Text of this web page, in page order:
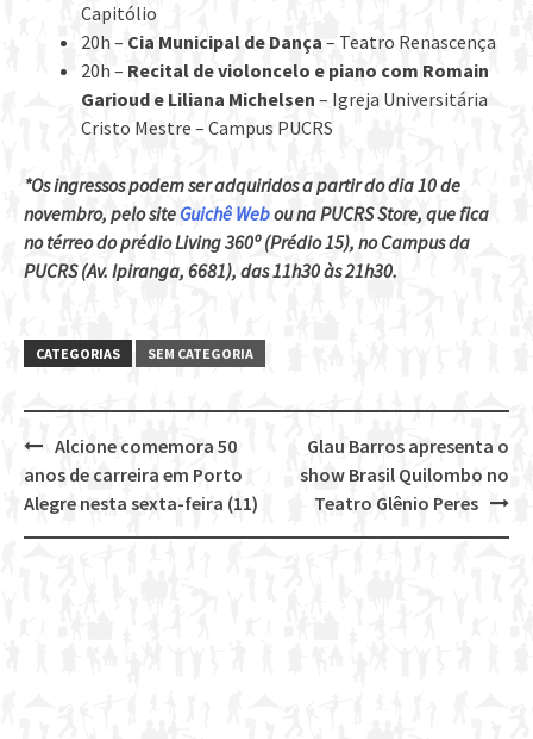
Capitólio
20h – Cia Municipal de Dança – Teatro Renascença
20h – Recital de violoncelo e piano com Romain
Garioud e Liliana Michelsen – Igreja Universitária
Cristo Mestre – Campus PUCRS
*Os ingressos podem ser adquiridos a partir do dia 10 de
novembro, pelo site Guichê Webou na PUCRS Store, que fica
no térreo do prédio Living 360º (Prédio 15), no Campus da
PUCRS (Av. Ipiranga, 6681), das 11h30 às 21h30.
CATEGORIAS SEM CATEGORIA
Post
navigation
Glau Barros apresenta o
show Brasil Quilombo no
Teatro Glênio Peres
Alcione comemora 50
anos de carreira em Porto
Alegre nesta sexta-feira (11)